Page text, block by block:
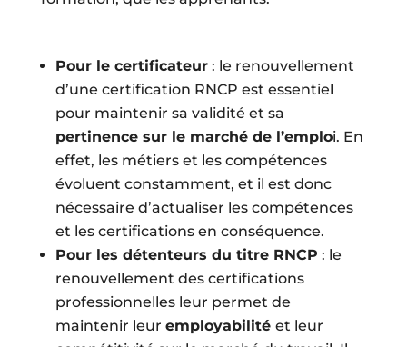
Pour le certificateur: le renouvellement
d’une certification RNCP est essentiel
pour maintenir sa validité et sa
pertinence sur le marché de l’emploi. En
effet, les métiers et les compétences
évoluent constamment, et il est donc
nécessaire d’actualiser les compétences
et les certifications en conséquence.
Pour les détenteurs du titre RNCP : le
renouvellement des certifications
professionnelles leur permet de
maintenir leur employabilité et leur